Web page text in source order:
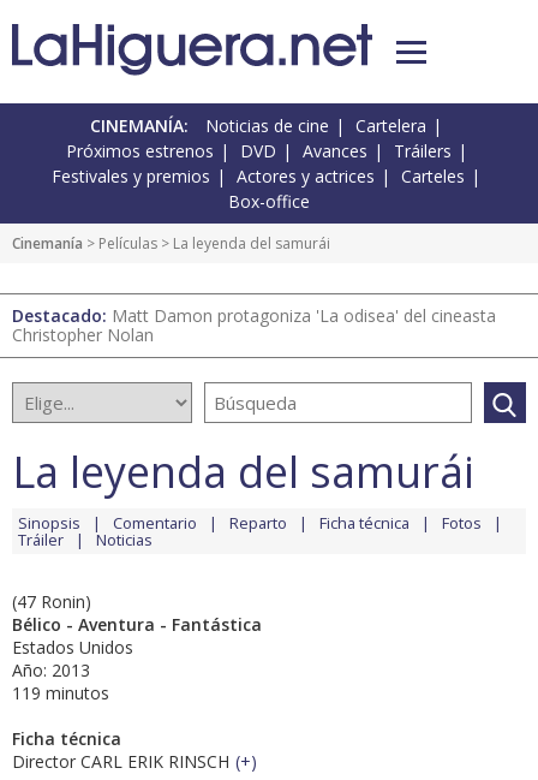
CINEMANÍA: Noticias de cine
Cartelera
Próximos estrenos
DVD Avances
Tráilers
Festivales y premios
Actores y actrices
Carteles
Box-office
Cinemanía > Películas > La leyenda del samurái
Destacado: Matt Damon protagoniza 'La odisea' del cineasta
Christopher Nolan
La leyenda del samurái
Sinopsis Comentario Reparto Ficha técnica Fotos
Tráiler Noticias
(47 Ronin)
Bélico - Aventura - Fantástica
Estados Unidos
Año: 2013
119 minutos
Ficha técnica
Director CARL ERIK RINSCH (+)